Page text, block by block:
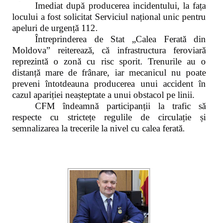
Imediat după producerea incidentului, la fața
locului a fost solicitat Serviciul național unic pentru
apeluri de urgență 112.
Întreprinderea de Stat „Calea Ferată din
Moldova” reiterează, că infrastructura feroviară
reprezintă o zonă cu risc sporit. Trenurile au o
distanță mare de frânare, iar mecanicul nu poate
preveni întotdeauna producerea unui accident în
cazul apariției neașteptate a unui obstacol pe linii.
CFM îndeamnă participanții la trafic să
respecte cu strictețe regulile de circulație și
semnalizarea la trecerile la nivel cu calea ferată.